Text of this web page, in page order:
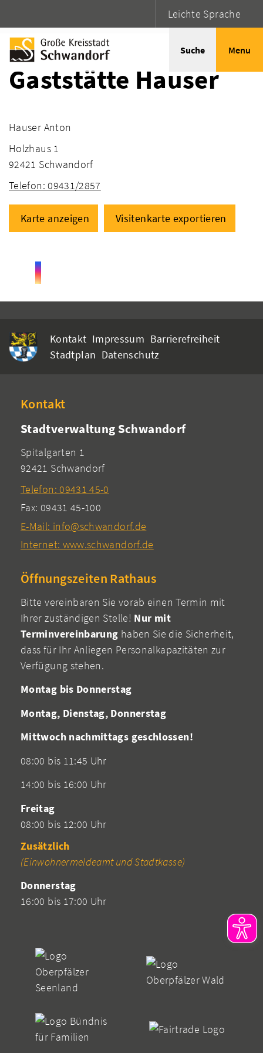
Leichte Sprache
Suche Menu
Gaststätte Hauser
Hauser Anton
Holzhaus 1
92421 Schwandorf
Telefon: 09431/2857
Karte anzeigen Visitenkarte exportieren
Kontakt Impressum Barrierefreiheit
Stadtplan Datenschutz
Kontakt
Stadtverwaltung Schwandorf
Spitalgarten 1
92421 Schwandorf
Telefon: 09431 45-0
Fax: 09431 45-100
E-Mail: info@schwandorf.de
Internet: www.schwandorf.de
Öffnungszeiten Rathaus
Bitte vereinbaren Sie vorab einen Termin mit
Ihrer zuständigen Stelle! Nur mit
Terminvereinbarung haben Sie die Sicherheit,
dass für Ihr Anliegen Personalkapazitäten zur
Verfügung stehen.
Montag bis Donnerstag
Montag, Dienstag, Donnerstag
Mittwoch nachmittags geschlossen!
08:00 bis 11:45 Uhr
14:00 bis 16:00 Uhr
Freitag
08:00 bis 12:00 Uhr
Zusätzlich
(Einwohnermeldeamt und Stadtkasse)
Donnerstag
16:00 bis 17:00 Uhr